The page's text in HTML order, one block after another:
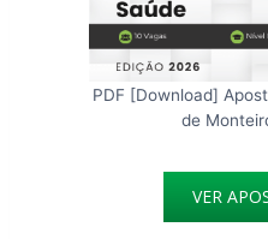
PDF [Download]
de
VER